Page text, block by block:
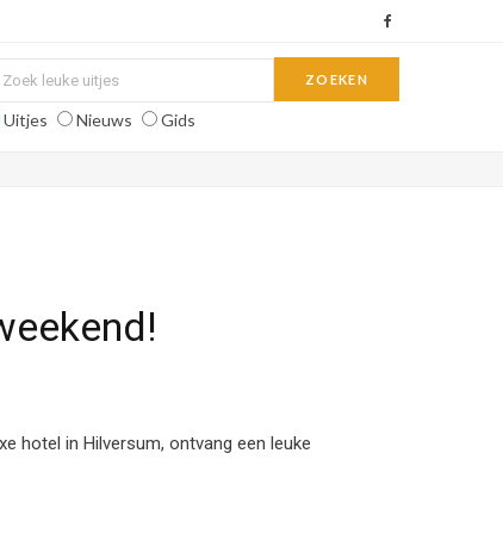
c
Uitjes Nieuws Gids
hotel in Hilversum, ontvang een leuke